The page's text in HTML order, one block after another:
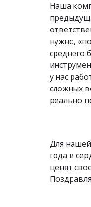
Наша
нужно,
среднего
у нас
сложных
реально
Для
года в
ценят